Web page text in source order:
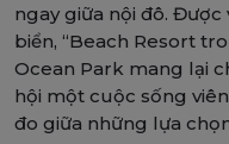
ngay giữa nội đô.
biển, “Beach Resort
Ocean Park mang lại
hội một cuộc sống
đo giữa những lựa